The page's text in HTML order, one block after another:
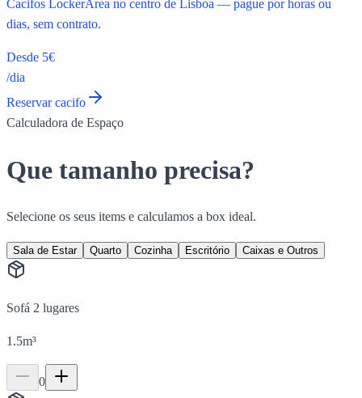
Cacifos LockerArea no centro de Lisboa — pague por horas ou
dias, sem contrato.
Desde 5€
/dia
Reservar cacifo
Calculadora de Espaço
Que tamanho precisa?
Selecione os seus items e calculamos a box ideal.
Sala de Estar Quarto Cozinha Escritório Caixas e Outros
Sofá 2 lugares
1.5m³
0